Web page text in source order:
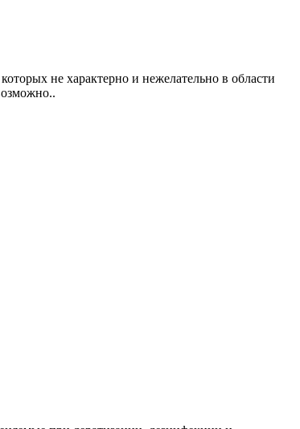
не характерно и нежелательно в области